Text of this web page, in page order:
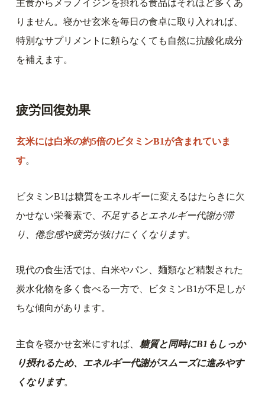
主食からメラノイジンを摂れる食品はそれほど多くあ
りません。寝かせ玄米を毎日の食卓に取り入れれば、
特別なサプリメントに頼らなくても自然に抗酸化成分
を補えます。
疲労回復効果
玄米には白米の約5倍のビタミンB1が含まれていま
す。
ビタミンB1は糖質をエネルギーに変えるはたらきに欠
かせない栄養素で、 不足するとエネルギー代謝が滞
り、倦怠感や疲労が抜けにくくなります。
現代の食生活では、白米やパン、麺類など精製された
炭水化物を多く食べる一方で、ビタミンB1が不足しが
ちな傾向があります。
主食を寝かせ玄米にすれば、 糖質と同時にB1もしっか
り摂れるため、エネルギー代謝がスムーズに進みやす
くなります。